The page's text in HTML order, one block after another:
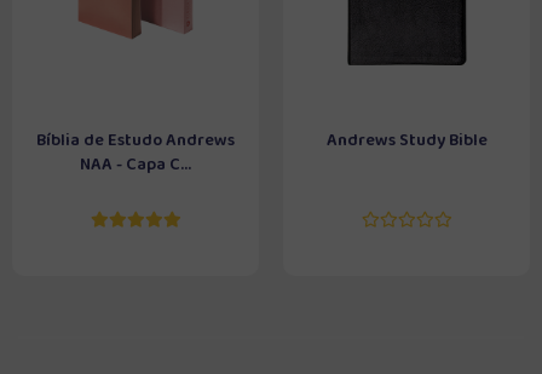
Bíblia de Estudo Andrews
NAA - Capa C...
Andrews Study Bible